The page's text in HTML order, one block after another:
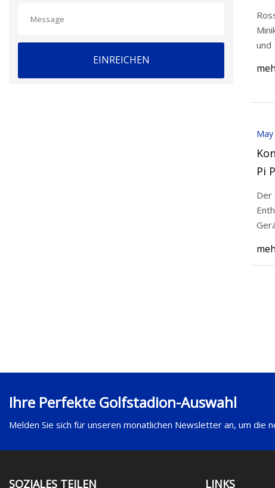
EINREICHEN
und
Pi
Der
Ihre Perfekte Golfstadion-Auswahl
Melden Sie sich für unseren monatlichen Newsletter an, um die
SOZIALES TEILEN LINKS